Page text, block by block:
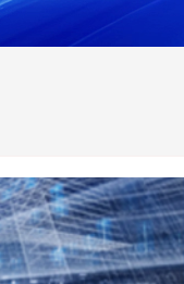
的二十届四中全